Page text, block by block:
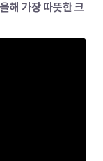
해 가장 따뜻한 크